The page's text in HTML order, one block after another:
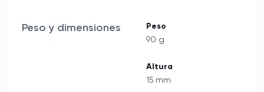
Peso y dimensiones Peso
90 g
Altura
15 mm